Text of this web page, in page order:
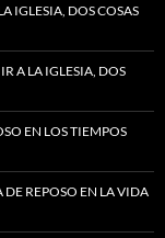
IGLESIA, DOS COSAS
A LA IGLESIA, DOS
EN LOS TIEMPOS
REPOSO EN LA VIDA